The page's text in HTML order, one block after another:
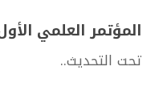
المؤتمر العلمي
تحت التحديث..